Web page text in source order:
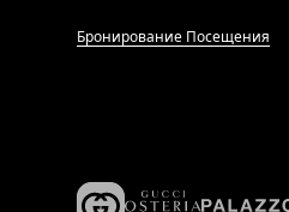
Бронирование Посещения